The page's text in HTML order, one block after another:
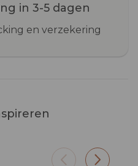
in 3-5 dagen
en verzekering
roest
hemel